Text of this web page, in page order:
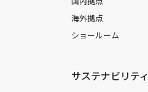
海外拠点
ショールーム
サステナビリティ